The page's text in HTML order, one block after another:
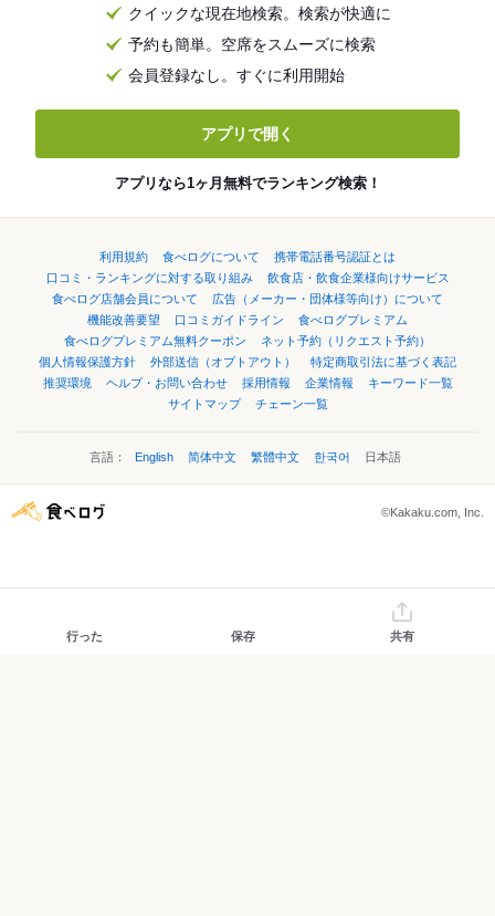
クイックな現在地検索。検索が快適に
予約も簡単。空席をスムーズに検索
会員登録なし。すぐに利用開始
アプリで開く
アプリなら1ヶ月無料でランキング検索！
利用規約 食べログについて
携帯電話番号認証とは
口コミ・ランキングに対する取り組み
飲食店・飲食企業様向けサービス
食べログ店舗会員について
広告（メーカー・団体様等向け）について
機能改善要望
口コミガイドライン
食べログプレミアム
食べログプレミアム無料クーポン
ネット予約（リクエスト予約）
個人情報保護方針
外部送信（オプトアウト）
特定商取引法に基づく表記
推奨環境
ヘルプ・お問い合わせ 採用情報 企業情報
キーワード一覧
サイトマップ
チェーン一覧
言語： English 简体中文 繁體中文 한국어 日本語
©Kakaku.com, Inc.
行った 保存 共有